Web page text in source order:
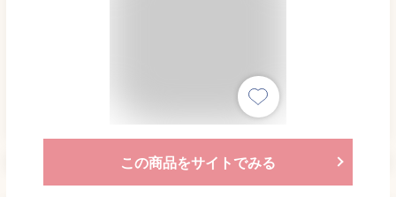
この商品をサイトでみる